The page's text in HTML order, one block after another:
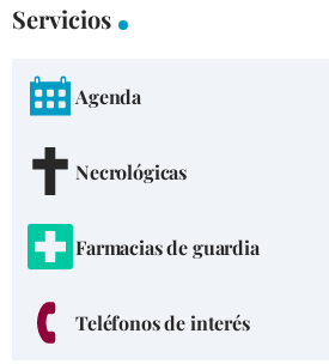
Servicios
Agenda
Necrológicas
Farmacias de guardia
Teléfonos de interés